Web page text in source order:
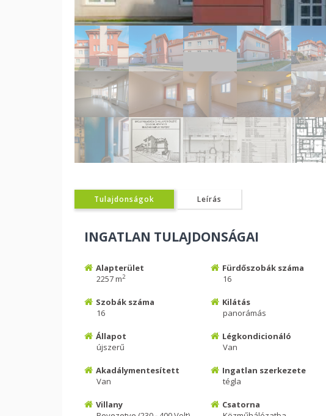
Tulajdonságok Leírás
INGATLAN TULAJDONSÁGAI
Alapterület
2257 m2
Szobák száma
16
Fürdőszobák száma
16
Kilátás
panorámás
Állapot
újszerű
Akadálymentesített
Van
Légkondicionáló
Van
Ingatlan szerkezete
tégla
Villany
Csatorna